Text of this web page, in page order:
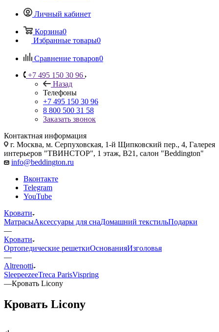
Личный кабинет
Корзина0
Избранные товары0
Сравнение товаров0
+7 495 150 30 96
Назад
Телефоны
+7 495 150 30 96
8 800 500 31 58
Заказать звонок
Контактная информация
г. Москва, м. Серпуховская, 1-й Щипковский пер., 4, Галерея
интерьеров "ТВИНСТОР", 1 этаж, B21, салон "Beddington"
info@beddington.ru
Вконтакте
Telegram
YouTube
Кровати
МатрасыАксессуары для снаДомашний текстильПодарки
—
Кровати
Ортопедические решеткиОснованияИзголовья
—
Altrenotti
SleepeezeeTreca ParisVispring
—Кровать Licony
Кровать Licony